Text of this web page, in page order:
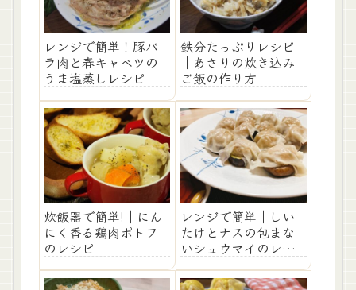
レンジで簡単！豚バ
ラ肉と春キャベツの
うま塩蒸しレシピ
鉄分たっぷりレシピ
｜あさりの炊き込み
ご飯の作り方
炊飯器で簡単!｜にん
にく香る鶏肉ポトフ
のレシピ
レンジで簡単｜しい
たけとナスの包まな
いシュウマイのレシ